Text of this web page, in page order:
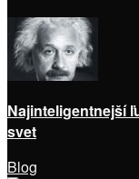
Najinteligentnejší
svet
Blog